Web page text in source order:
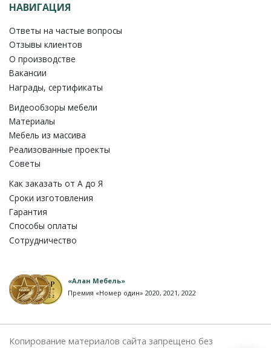
НАВИГАЦИЯ
Ответы на частые вопросы
Отзывы клиентов
О производстве
Вакансии
Награды, сертификаты
Видеообзоры мебели
Материалы
Мебель из массива
Реализованные проекты
Советы
Как заказать от A до Я
Сроки изготовления
Гарантия
Способы оплаты
Сотрудничество
«Алан Мебель»
Премия «Номер один» 2020, 2021, 2022
Копирование материалов сайта запрещено без